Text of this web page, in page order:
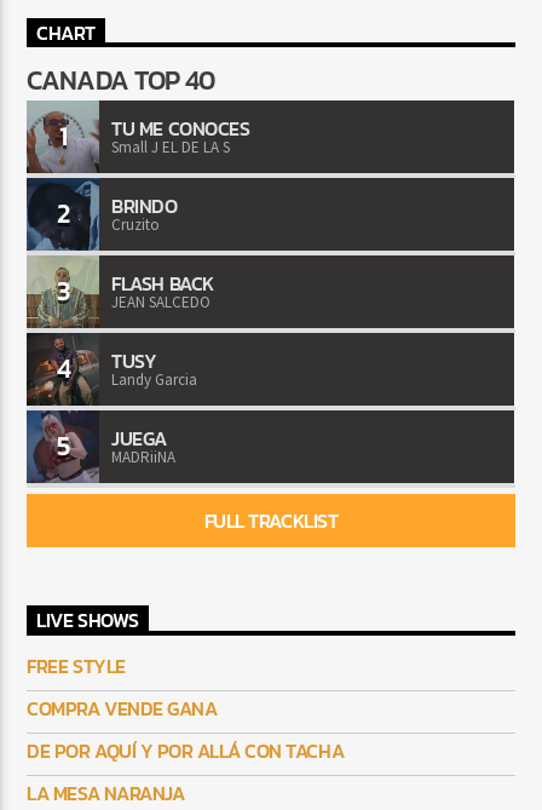
CHART
CANADA TOP 40
1 TU ME CONOCES
Small J EL DE LA S
2 BRINDO
Cruzito
3 FLASH BACK
JEAN SALCEDO
4 TUSY
Landy Garcia
5 JUEGA
MADRiiNA
FULL TRACKLIST
LIVE SHOWS
FREE STYLE
COMPRA VENDE GANA
DE POR AQUÍ Y POR ALLÁ CON TACHA
LA MESA NARANJA